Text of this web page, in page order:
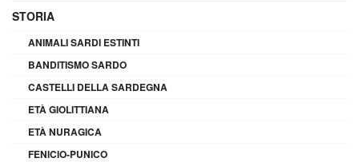
STORIA
ANIMALI SARDI ESTINTI
BANDITISMO SARDO
CASTELLI DELLA SARDEGNA
ETÀ GIOLITTIANA
ETÀ NURAGICA
FENICIO-PUNICO